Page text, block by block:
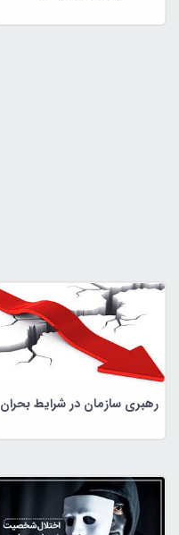
رهبری سازمان در شرایط بحران